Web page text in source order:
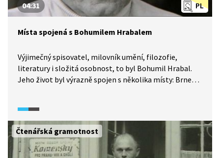
PL
04:31
Místa spojená s Bohumilem Hrabalem
Výjimečný spisovatel, milovník umění, filozofie,
literatury i složitá osobnost, to byl Bohumil Hrabal.
Jeho život byl výrazně spojen s několika místy: Brnem,
otiskla také do jeho díla, hovoří spisovatelovi přátelé.
Čtenářská gramotnost